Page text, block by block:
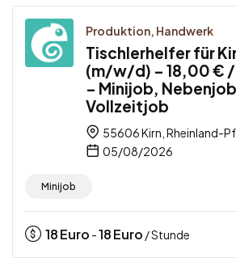
Produktion, Handwerk
Tischlerhelfer für
(m/w/d) – 18,00 €
– Minijob,
Vollzeitjob
55606 Kirn, Rheinland-
05/08/2026
Minijob
18Euro -18Euro / Stunde